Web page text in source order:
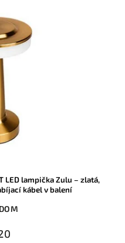
LED lampička Zulu – zlatá,
kábel v balení